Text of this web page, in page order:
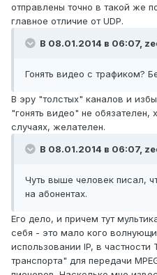
отправлены точно в такой же
главное отличие от UDP.
В 08.01.2014 в 06:07,
Гонять видео с трафиком?
В эру "толстых" каналов и
"гонять видео" не обязателен,
случаях, желателен.
В 08.01.2014 в 06:07,
Чуть выше человек писал,
на абонентах.
Его дело, и причем тут
себя - это мало кого
использовании IP, в
транспорта" для передачи